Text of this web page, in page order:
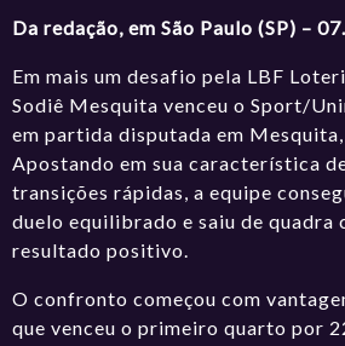
Da redação, em São Paulo (SP) –
Em mais um desafio pela LBF
Sodiê Mesquita venceu o Sport/
em partida disputada em
Apostando em sua característica
transições rápidas, a equipe
duelo equilibrado e saiu de quadra
resultado positivo.
O confronto começou com
que venceu o primeiro quarto por